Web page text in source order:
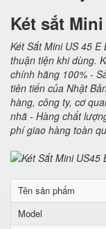
Két sắt
Két Sắt Mini US 45
thuận tiện khi dùng.
chính hãng 100% -
tiên tiến của Nhật
hàng, công ty, cơ
nhã - Hàng chất
phí giao hàng toàn
Tên sản phẩm
Model